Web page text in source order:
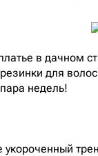
в дачном
для
недель!